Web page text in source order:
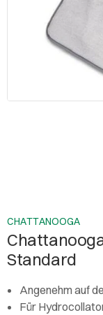
CHATTANOOGA
Standard
Angenehm auf
Für